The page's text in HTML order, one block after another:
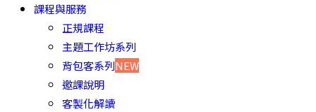
課程與服務
正規課程
主題工作坊系列
背包客系列NEW
邀課說明
客製化解讀